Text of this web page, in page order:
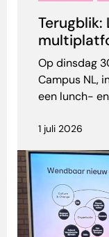
Terugblik:
Op dinsdag
Campus NL,
een lunch-
1 juli 2026